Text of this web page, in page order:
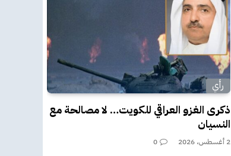
رأي
ذكرى الغزو العراقي للكويت… لا مصالحة مع
النسيان
2 أغسطس، 2026 0